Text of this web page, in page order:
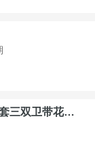
沱四桥电梯精装拎包入住套三双卫带花园40平米带车位